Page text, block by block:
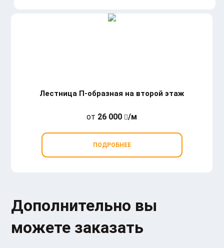
Лестница П-образная на второй этаж
от 26 000 /м
ПОДРОБНЕЕ
Дополнительно вы
можете заказать